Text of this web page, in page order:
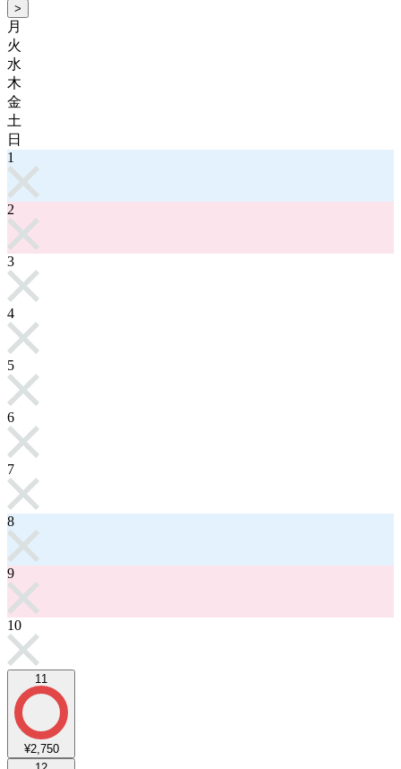
>
月
火
水
木
金
土
日
1
2
3
4
5
6
7
8
9
10
11
¥2,750